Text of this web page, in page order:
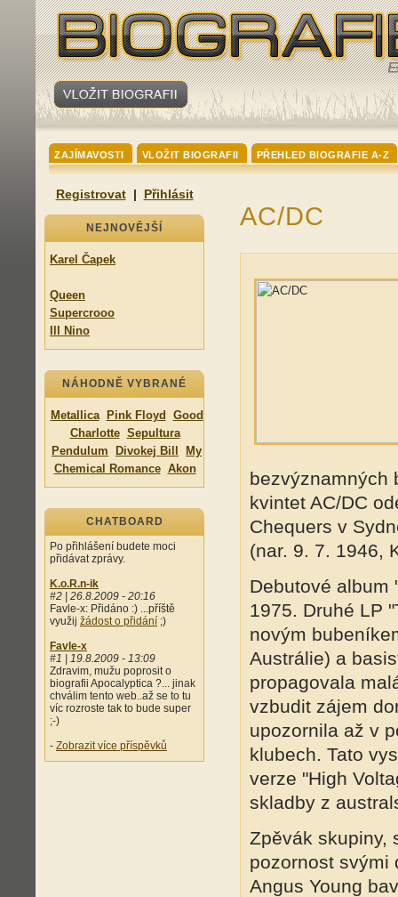
ZAJÍMAVOSTI VLOŽIT BIOGRAFII PŘEHLED BIOGRAFIE A-Z
Registrovat| Přihlásit
NEJNOVĚJŠÍ
Karel Čapek
Queen
Supercrooo
Ill Nino
NÁHODNĚ VYBRANÉ
Metallica Pink Floyd
Good
Charlotte Sepultura
Pendulum
Divokej Bill
My
Chemical Romance Akon
CHATBOARD
Po přihlášení budete moci
přidávat zprávy.
K.o.R.n-ik
#2 | 26.8.2009 - 20:16
Favle-x: Přidáno :) ...příště
využij žádost o přidání ;)
Favle-x
#1 | 19.8.2009 - 13:09
Zdravim, mužu poprosit o
biografii Apocalyptica ?... jinak
chválim tento web..až se to tu
víc rozroste tak to bude super
;-)
- Zobrazit více příspěvků
AC/DC
bezvýznamných
kvintet AC/DC
Chequers v
(nar. 9. 7. 1946,
Debutové album
1975. Druhé LP
novým
Austrálie) a
propagovala
vzbudit zájem
upozornila až v
klubech. Tato
verze "High
skladby z
Zpěvák skupiny,
pozornost svými
Angus Young